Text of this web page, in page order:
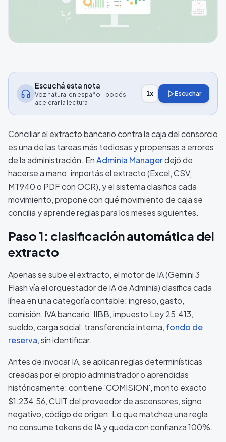
Escuchá esta nota
Voz natural en español · podés
acelerar la lectura
1x Escuchar
Conciliar el extracto bancario contra la caja del consorcio
es una de las tareas más tediosas y propensas a errores
de la administración. EnAdminia Managerdejó de
hacerse a mano: importás el extracto (Excel, CSV,
MT940 o PDF con OCR), y el sistema clasifica cada
movimiento, propone con qué movimiento de caja se
concilia y aprende reglas para los meses siguientes.
Paso 1: clasificación automática del
extracto
Apenas se sube el extracto, el motor de IA (Gemini 3
Flash vía el orquestador de IA de Adminia) clasifica cada
línea en una categoría contable: ingreso, gasto,
comisión, IVA bancario, IIBB, impuesto Ley 25.413,
sueldo, carga social, transferencia interna, fondo de
reserva, sin identificar.
Antes de invocar IA, se aplican reglas determinísticas
creadas por el propio administrador o aprendidas
históricamente: contiene 'COMISION', monto exacto
$1.234,56, CUIT del proveedor de ascensores, signo
negativo, código de origen. Lo que matchea una regla
no consume tokens de IA y queda con confianza 100%.